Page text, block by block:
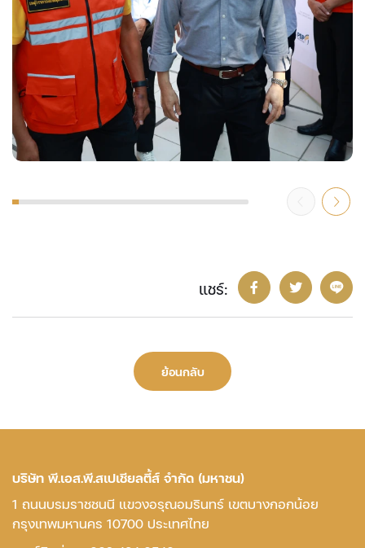
แชร์:
ย้อนกลับ
บริษัท พี.เอส.พี.สเปเชียลตี้ส์ จำกัด (มหาชน)
1 ถนนบรมราชชนนี แขวงอรุณอมรินทร์ เขตบางกอกน้อย
กรุงเทพมหานคร 10700 ประเทศไทย